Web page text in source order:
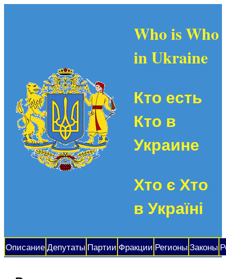
Who is Who
in Ukraine
Кто есть
Кто в
Украине
Хто є Хто
в Україні
Описание Депутаты Партии Фракции Регионы Законы